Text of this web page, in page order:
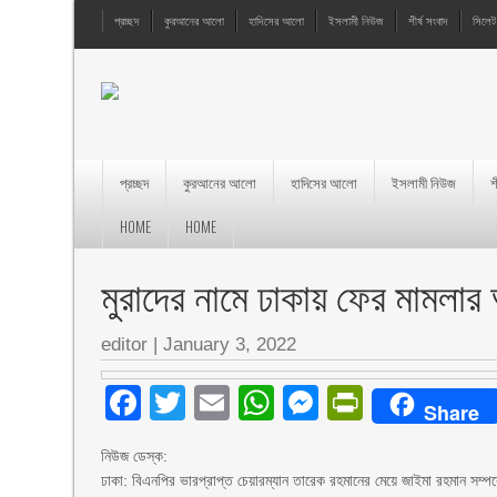
প্রচ্ছদ কুরআনের আলো হাদিসের আলো ইসলামী নিউজ শীর্ষ সংবাদ
প্রচ্ছদ কুরআনের আলো হাদিসের আলো ইসলামী নিউজ
HOME
HOME
মুরাদের নামে ঢাকায় ফের
editor |January 3, 2022
Facebook
Twitter
EmailWhatsApp
Messenger
Share
নিউজ ডেস্ক:
ঢাকা: বিএনপির ভারপ্রাপ্ত চেয়ারম্যান তারেক রহমানের মেয়ে জাইমা রহমান